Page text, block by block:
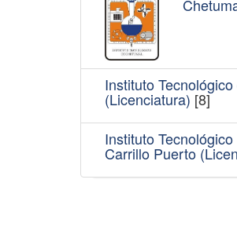
Instituto
(Licenciatura) [8]
Instituto
Carrillo Puerto